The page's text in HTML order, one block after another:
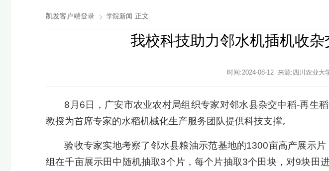
凯发客户端登录 学院新闻 正文
我校科技助力邻水机插机收
时间:2024-08-12 来源:四川农业
8月6日，广安市农业农村局组织专家对邻水县杂交中稻-再生
教授为首席专家的水稻机械化生产服务团队提供科技支撑。
验收专家实地考察了邻水县粮油示范基地的1300亩高产展示
组在千亩展示田中随机抽取3个片，每个片抽取3个田块，对9块田